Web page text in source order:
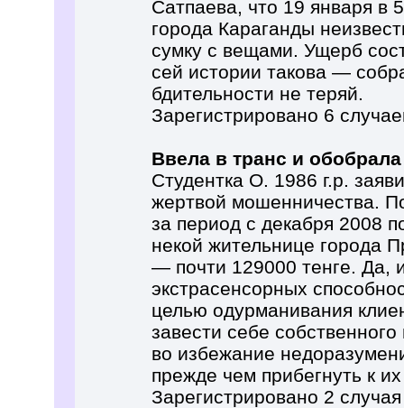
Сатпаева, что 19 января в
города Караганды
сумку с вещами. Ущерб
сей истории такова —
бдительности не теряй.
Зарегистрировано 6
Ввела в транс и обобрала
Студентка О. 1986 г.р.
жертвой мошенничества.
за период с декабря 2008
некой жительнице города
— почти 129000 тенге. Да,
экстрасенсорных
целью одурманивания
завести себе
во избежание
прежде чем прибегнуть к
Зарегистрировано 2